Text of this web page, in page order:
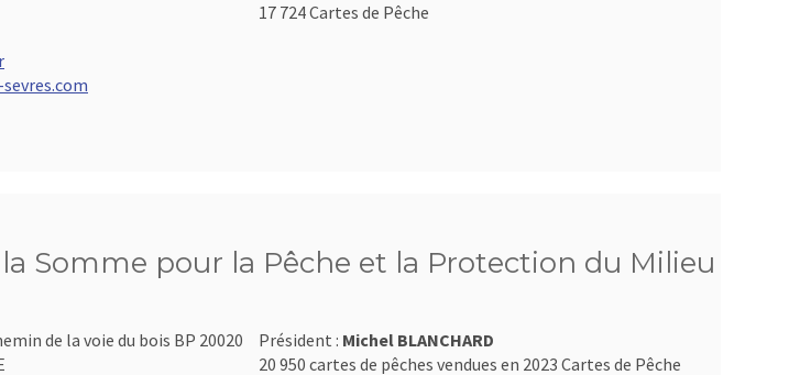
17 724 Cartes de Pêche
Somme pour la Pêche et la Protection du Milieu
de la voie du bois BP 20020
Président : Michel BLANCHARD
20 950 cartes de pêches vendues en 2023 Cartes de Pêche